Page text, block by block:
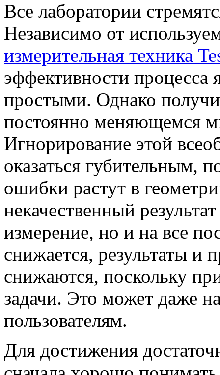
Все лаборатории
Независимо от
измерительная техника
эффективности
простыми. Однако
постоянно меняющемся
Игнорирование этой
оказаться губительным,
ошибки растут в
некачественный
измерение, но и на все
снижается, результаты и
снижаются, поскольку
задачи. Это может даже
пользователям.
Для достижения